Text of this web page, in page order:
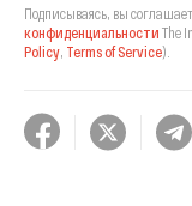
Подписываясь, вы
конфиденциальности The
Policy Terms of Service).